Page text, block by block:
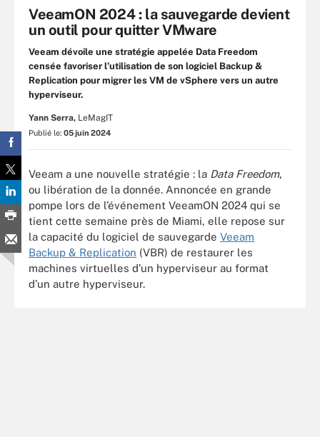
VeeamON 2024 : la sauvegarde devient
un outil pour quitter VMware
Veeam dévoile une stratégie appelée Data Freedom
censée favoriser l’utilisation de son logiciel Backup &
Replication pour migrer les VM de vSphere vers un autre
hyperviseur.
Yann Serra, LeMagIT
Publié le: 05 juin 2024
Veeam a une nouvelle stratégie : la Data Freedom,
ou libération de la donnée. Annoncée en grande
pompe lors de l’événement VeeamON 2024 qui se
tient cette semaine près de Miami, elle repose sur
la capacité du logiciel de sauvegarde Veeam
Backup & Replication (VBR) de restaurer les
machines virtuelles d’un hyperviseur au format
d’un autre hyperviseur.